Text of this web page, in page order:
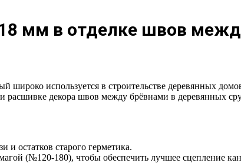
мм в отделке швов
используется в строительстве деревянных
расшивке декора швов между брёвнами в деревянных
остатков старого герметика.
(№120-180), чтобы обеспечить лучшее сцепление